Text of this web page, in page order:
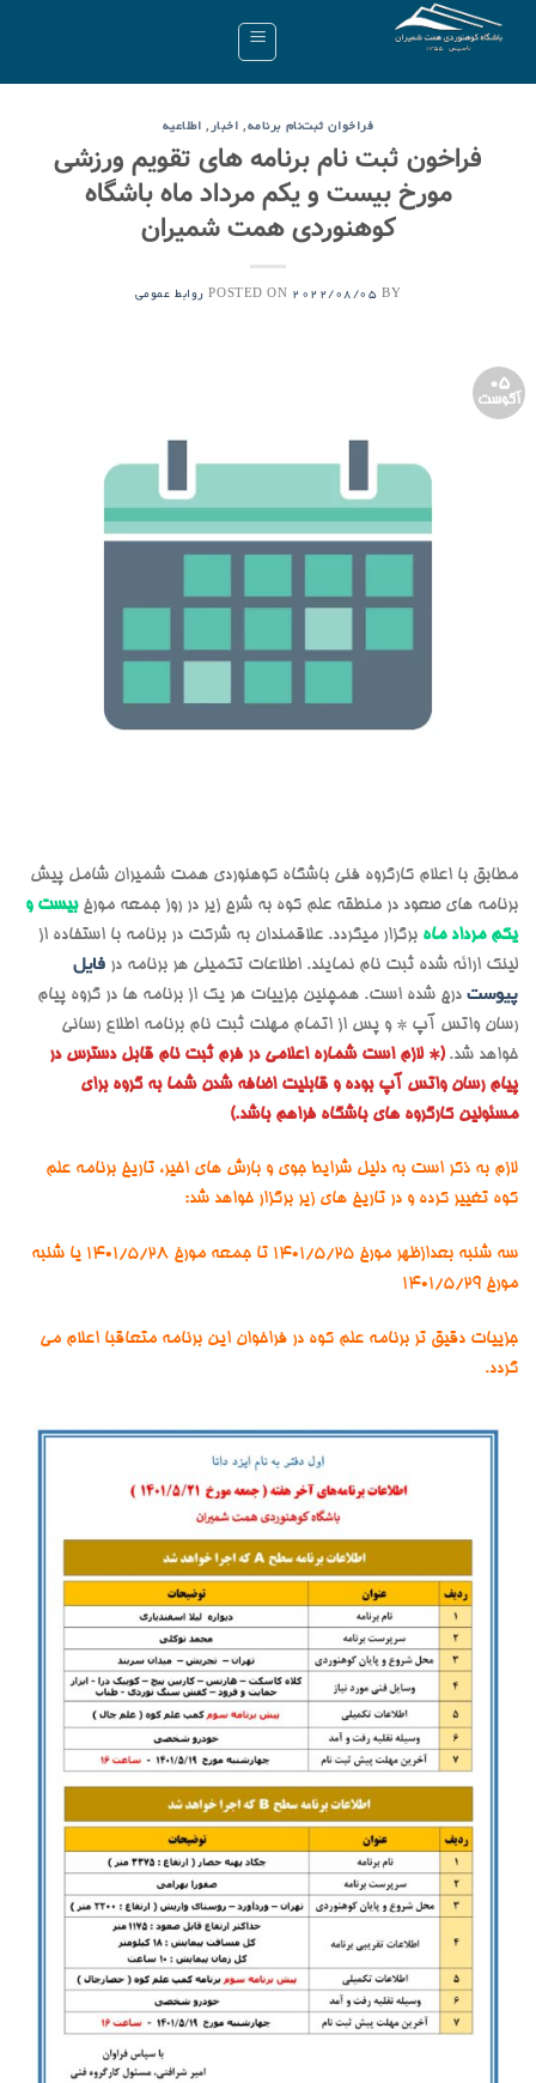
فراخوان ثبت‌نام برنامه, اخبار , اطلاعیه
فراخون ثبت نام برنامه های تقویم ورزشی
مورخ بیست و یکم مرداد ماه باشگاه
کوهنوردی همت شمیران
POSTED ON 2022/08/05 BY روابط عمومی
05
آگوست
مطابق با اعلام کارگروه فنی باشگاه کوهنوردی همت شمیران شامل پیش
برنامه های صعود در منطقه علم کوه به شرح زیر در روز جمعه مورخبیست و
یکم مرداد ماه برگزار میگردد. علاقمندان به شرکت در برنامه با استفاده از
لینک ارائه شده ثبت نام نمایند. اطلاعات تکمیلی هر برنامه در فایل
پیوست درج شده است. همچنین جزییات هر یک از برنامه ها در گروه پیام
رسان واتس آپ * و پس از اتمام مهلت ثبت نام برنامه اطلاع رسانی
خواهد شد. (* لازم است شماره اعلامی در فرم ثبت نام قابل دسترس در
پیام رسان واتس آپ بوده و قابلیت اضافه شدن شما به گروه برای
مسئولین کارگروه های باشگاه فراهم باشد.)
لازم به ذکر است به دلیل شرایط جوی و بارش های اخیر، تاریخ برنامه علم
کوه تغییر کرده و در تاریخ های زیر برگزار خواهد شد:
سه شنبه بعدازظهر مورخ ۱۴۰۱/۵/۲۵ تا جمعه مورخ ۱۴۰۱/۵/۲۸ یا شنبه
مورخ ۱۴۰۱/۵/۲۹
جزییات دقیق تر برنامه علم کوه در فراخوان این برنامه متعاقبا اعلام می
گردد.